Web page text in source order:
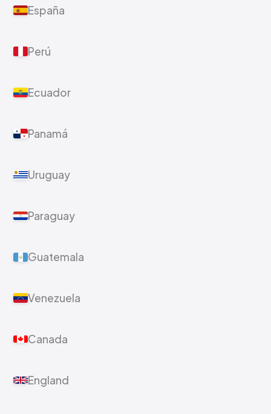
España
Perú
Ecuador
Panamá
Uruguay
Paraguay
Guatemala
Venezuela
Canada
England